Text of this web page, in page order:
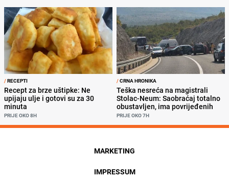
/RECEPTI
Recept za brze uštipke: Ne
upijaju ulje i gotovi su za 30
minuta
PRIJE OKO 8H
/CRNA HRONIKA
Teška nesreća na magistrali
Stolac-Neum: Saobraćaj totalno
obustavljen, ima povrijeđenih
PRIJE OKO 7H
MARKETING
IMPRESSUM